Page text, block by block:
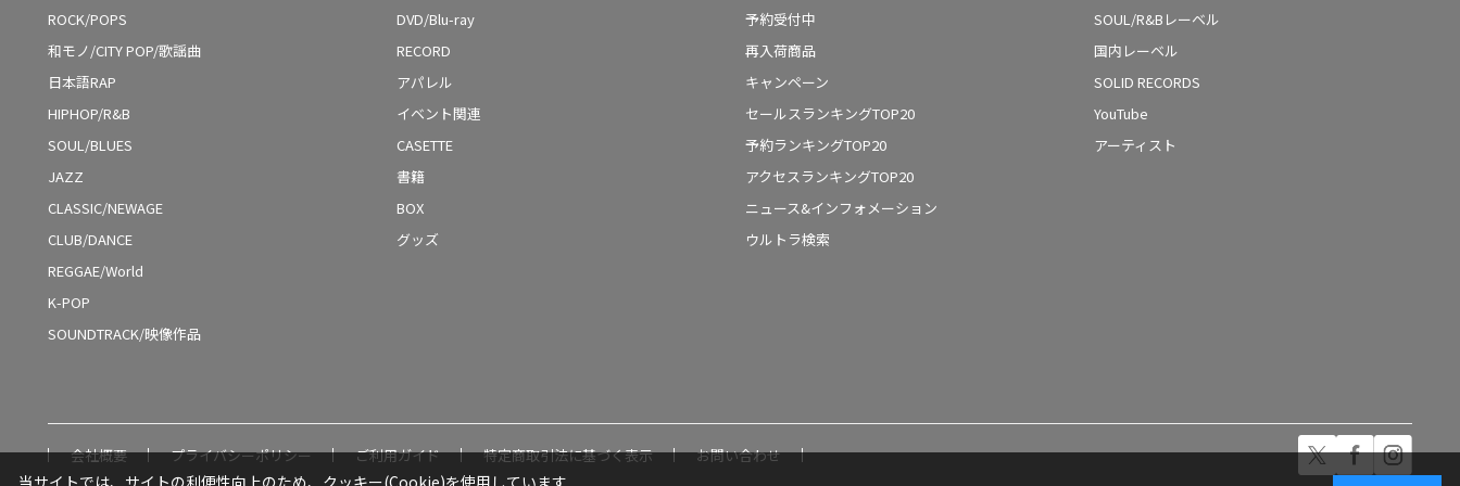
ROCK/POPS
和モノ/CITY POP/歌謡曲
日本語RAP
HIPHOP/R&B
SOUL/BLUES
JAZZ
CLASSIC/NEWAGE
CLUB/DANCE
REGGAE/World
K-POP
SOUNDTRACK/映像作品
DVD/Blu-ray
RECORD
アパレル
イベント関連
CASETTE
書籍
BOX
グッズ
予約受付中
再入荷商品
キャンペーン
セールスランキングTOP20
予約ランキングTOP20
アクセスランキングTOP20
ニュース&インフォメーション
ウルトラ検索
SOUL/R&Bレーベル
国内レーベル
SOLID RECORDS
YouTube
アーティスト
会社概要 プライバシーポリシー ご利用ガイド 特定商取引法に基づく表示 お問い合わせ